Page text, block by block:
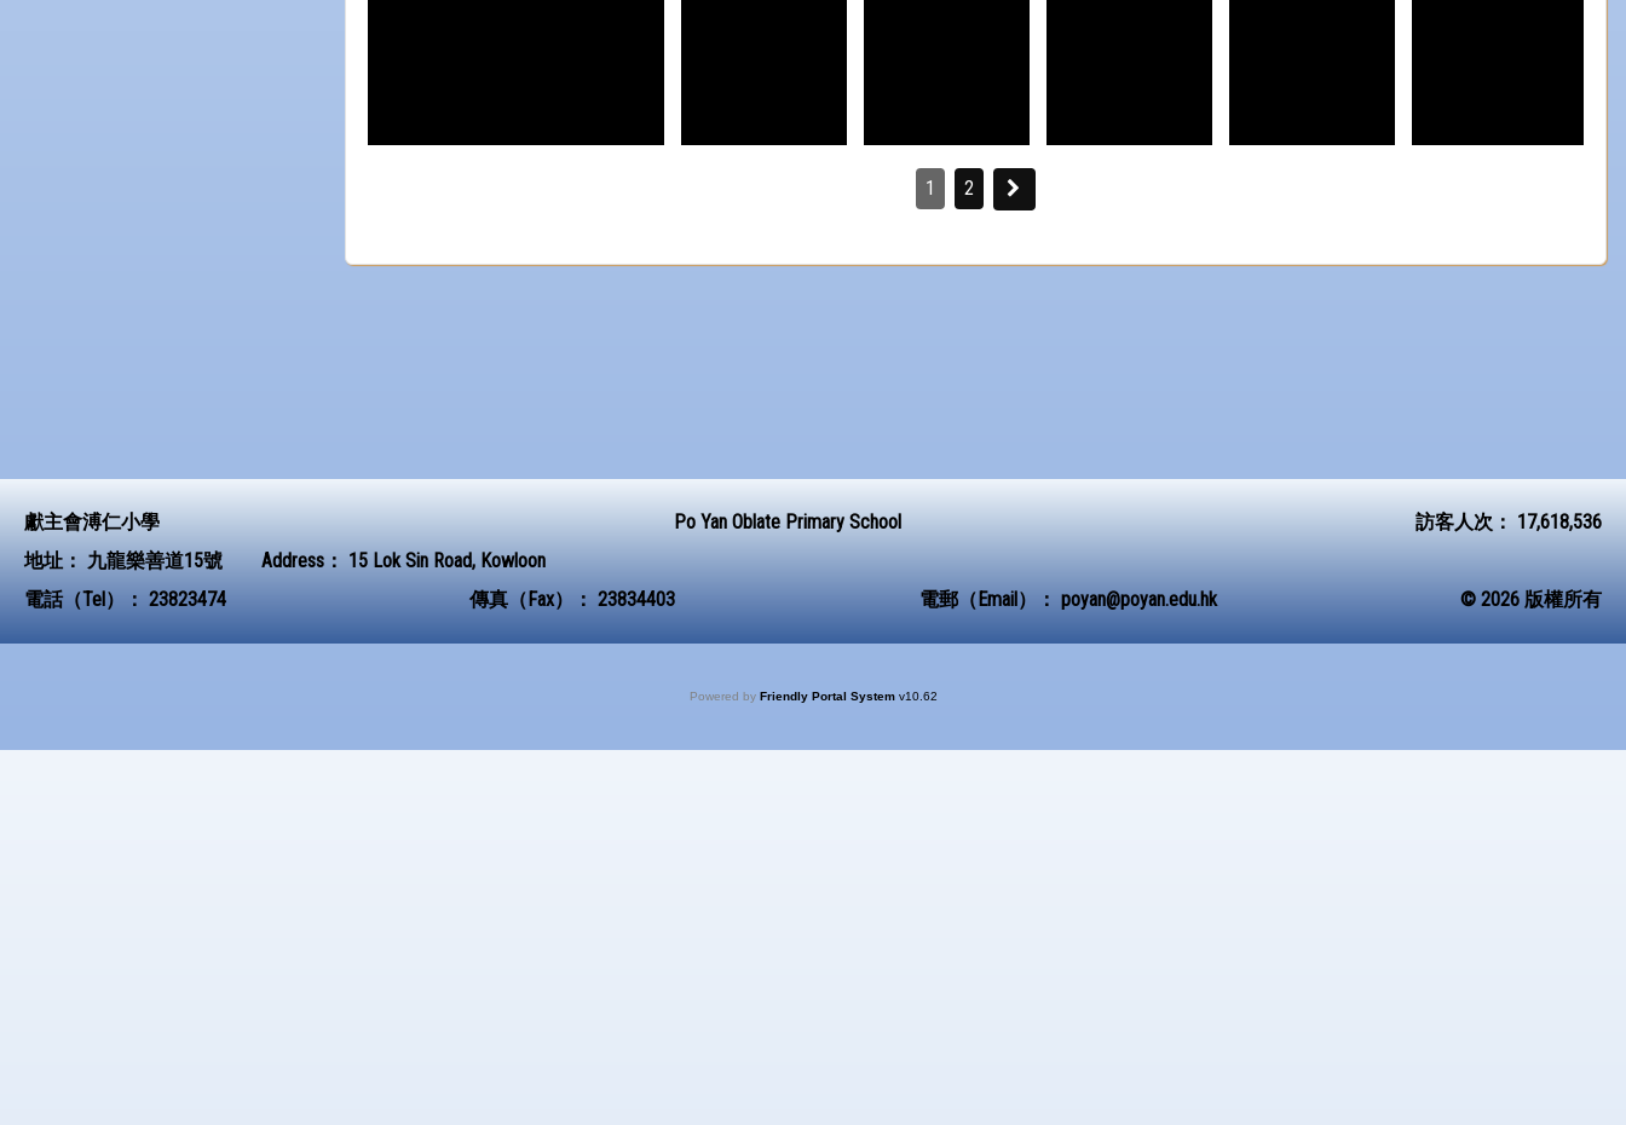
1 2
獻主會溥仁小學 Po Yan Oblate Primary School 訪客人次： 17,618,536
地址： 九龍樂善道15號 Address： 15 Lok Sin Road, Kowloon
電話（Tel）： 23823474 傳真（Fax）： 23834403 電郵（Email）： poyan@poyan.edu.hk © 2026 版權所有
Powered by Friendly Portal System v10.62